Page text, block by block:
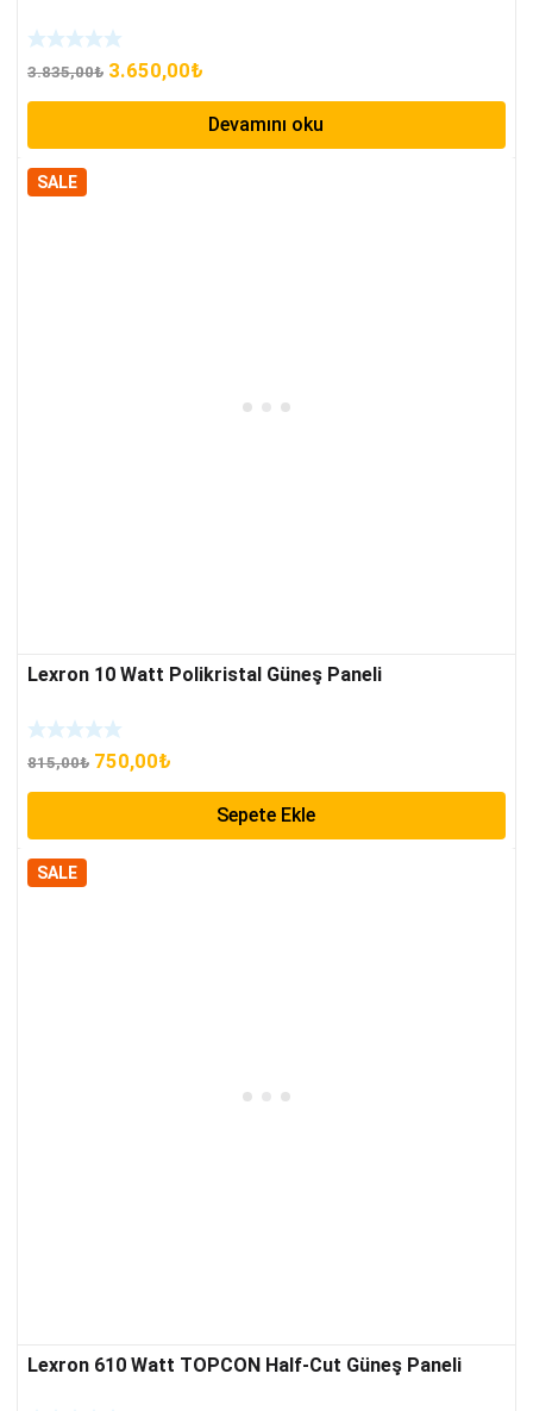
3.835,00₺ Orijinal
fiyat:
3.650,00₺
andaki
fiyat:
3.650,00₺.
Devamını oku
SALE
Lexron 10 Watt Polikristal Güneş Paneli
815,00₺ Orijinal
fiyat:
750,00₺
andaki
750,00₺.
Sepete Ekle
SALE
Lexron 610 Watt TOPCON Half-Cut Güneş Paneli